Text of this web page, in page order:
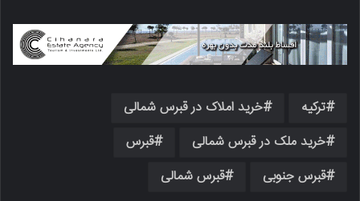
ترکیه
خرید املاک در قبرس شمالی
خرید ملک در قبرس شمالی
قبرس
قبرس جنوبی
قبرس شمالی